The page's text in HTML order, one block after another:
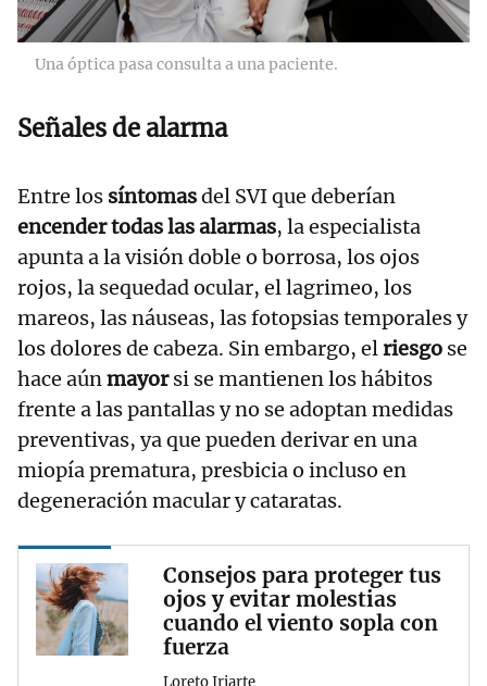
Una óptica pasa consulta a una paciente.
Señales de alarma
Entre los síntomasdel SVI que deberían
encender todas las alarmas, la especialista
apunta a la visión doble o borrosa, los ojos
rojos, la sequedad ocular, el lagrimeo, los
mareos, las náuseas, las fotopsias temporales y
los dolores de cabeza. Sin embargo, elriesgo se
hace aúnmayorsi se mantienen los hábitos
frente a las pantallas y no se adoptan medidas
preventivas, ya que pueden derivar en una
miopía prematura, presbicia o incluso en
degeneración macular y cataratas.
Consejos para proteger tus
ojos y evitar molestias
cuando el viento sopla con
fuerza